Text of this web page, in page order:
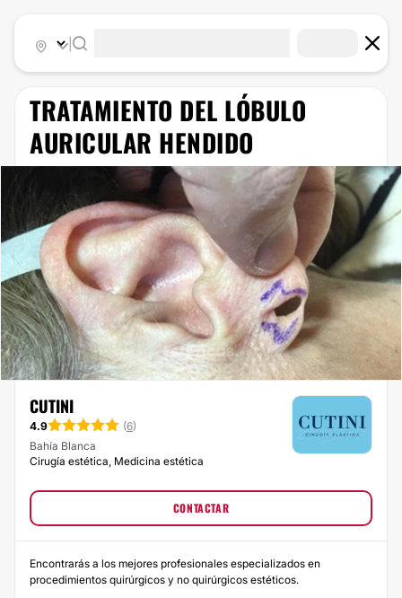
TRATAMIENTO DEL LÓBULO
AURICULAR HENDIDO
CUTINI
4.9 (6)
Bahía Blanca
Cirugía estética, Medicina estética
CONTACTAR
Encontrarás a los mejores profesionales especializados en
procedimientos quirúrgicos y no quirúrgicos estéticos.